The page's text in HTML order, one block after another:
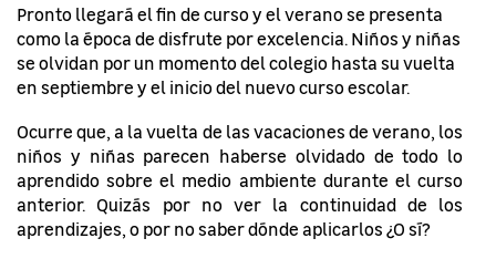
Pronto llegará el fin de curso y el verano se presenta
como la época de disfrute por excelencia. Niños y niñas
se olvidan por un momento del colegio hasta su vuelta
en septiembre y el inicio del nuevo curso escolar.
Ocurre que, a la vuelta de las vacaciones de verano, los
niños y niñas parecen haberse olvidado de todo lo
aprendido sobre el medio ambiente durante el curso
anterior. Quizás por no ver la continuidad de los
aprendizajes, o por no saber dónde aplicarlos ¿O sí?